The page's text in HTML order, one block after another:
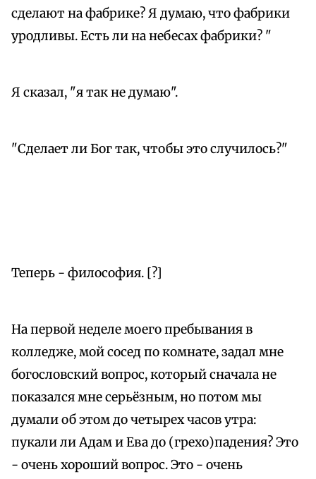
сделают на фабрике? Я думаю, что фабрики
уродливы. Есть ли на небесах фабрики? "
Я сказал, "я так не думаю".
"Сделает ли Бог так, чтобы это случилось?"
Теперь - философия. [?]
На первой неделе моего пребывания в
колледже, мой сосед по комнате, задал мне
богословский вопрос, который сначала не
показался мне серьёзным, но потом мы
думали об этом до четырех часов утра:
пукали ли Адам и Ева до (грехо)падения? Это
- очень хороший вопрос. Это - очень